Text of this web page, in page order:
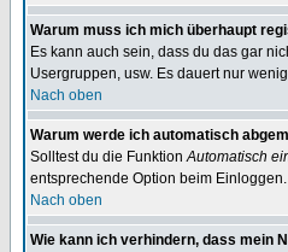
Warum muss ich mich überhaupt
Es kann auch sein, dass du das gar
Usergruppen, usw. Es dauert nur
Nach oben
Warum werde ich automatisch
Solltest du die FunktionAutomatisch
entsprechende Option beim
Nach oben
Wie kann ich verhindern, dass mein